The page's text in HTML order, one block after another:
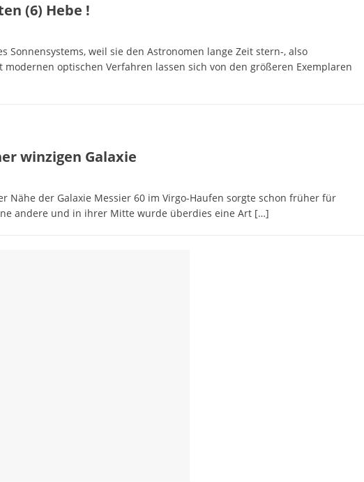
(6) Hebe !
Sonnensystems, weil sie den Astronomen lange Zeit stern-, also
optischen Verfahren lassen sich von den größeren Exemplaren
winzigen Galaxie
Nähe der Galaxie Messier 60 im Virgo-Haufen sorgte schon früher für
andere und in ihrer Mitte wurde überdies eine Art […]